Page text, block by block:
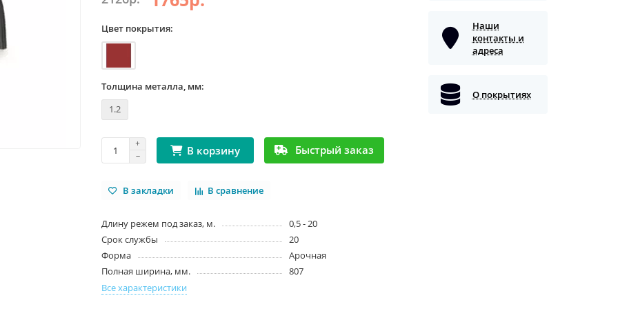
Цвет покрытия:
Толщина металла, мм:
1.2
В корзину Быстрый заказ
В закладки В сравнение
Длину режем под заказ, м.
0,5 - 20
Срок службы
20
Форма
Арочная
Полная ширина, мм.
807
Все характеристики
Наши
контакты и
адреса
О покрытиях